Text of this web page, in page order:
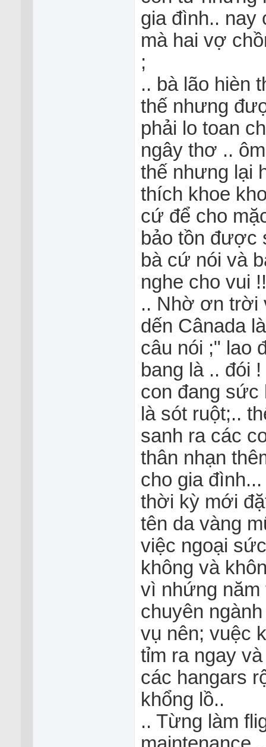
gia đình.. nay
mà hai vợ
;
.. bà lão hièn
thế nhưng
phải lo toan
ngây thơ ..
thế nhưng lại
thích khoe
cứ để cho
bảo tồn được
bà cứ nói và
nghe cho vui !!
.. Nhờ ơn trời
dến Cânada
câu nói ;" lao
bang là .. đói
con đang sức
là sót ruột;..
sanh ra các
thân nhạn
cho gia đình...
thời kỳ mới
tên da vàng
việc ngoại
không và
vì nhứng
chuyên
vụ nên; vuệc
tỉm ra ngay
các hangars
khổng lồ..
.. Từng làm